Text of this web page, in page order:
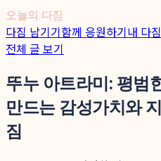
오늘의 다짐
다짐 남기기함께 응원하기내 다
전체 글 보기
뚜누 아트라미: 평범
만드는 감성가치와
짐